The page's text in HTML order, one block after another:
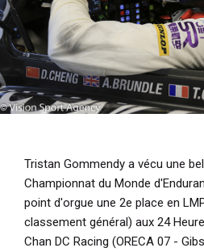
Tristan Gommendy a vécu une
Championnat du Monde
point d'orgue une 2e place en
classement général) aux 24
Chan DC Racing (ORECA 07 -